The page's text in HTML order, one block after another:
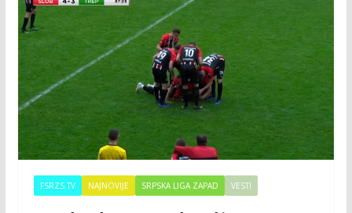
FSRZS.TV NAJNOVIJE SRPSKA LIGA ZAPAD VESTI